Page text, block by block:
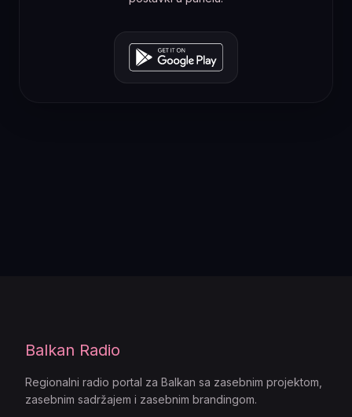
Balkan Radio
Regionalni radio portal za Balkan sa zasebnim projektom,
zasebnim sadržajem i zasebnim brandingom.